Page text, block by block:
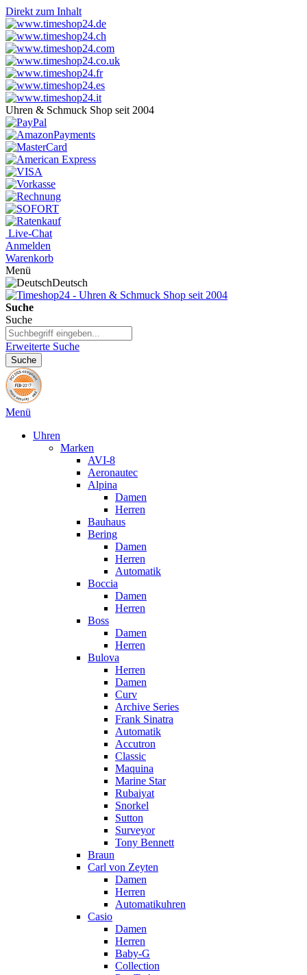
Direkt zum Inhalt
Uhren & Schmuck Shop seit 2004
Live-Chat
Anmelden
Warenkorb
Menü
Deutsch
Suche
Suche
Erweiterte Suche
Suche
Menü
Uhren
Marken
AVI-8
Aeronautec
Alpina
Damen
Herren
Bauhaus
Bering
Damen
Herren
Automatik
Boccia
Damen
Herren
Boss
Damen
Herren
Bulova
Herren
Damen
Curv
Archive Series
Frank Sinatra
Automatik
Accutron
Classic
Maquina
Marine Star
Rubaiyat
Snorkel
Sutton
Surveyor
Tony Bennett
Braun
Carl von Zeyten
Damen
Herren
Automatikuhren
Casio
Damen
Herren
Baby-G
Collection